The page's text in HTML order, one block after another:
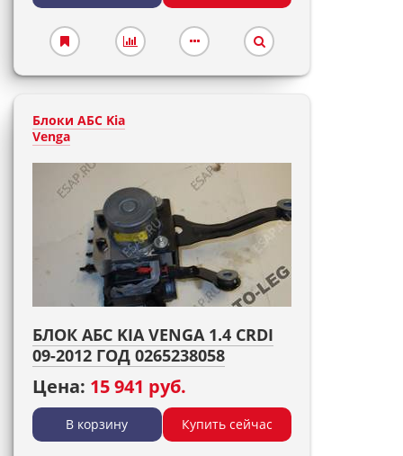
Блоки АБС Kia
Venga
БЛОК АБС KIA VENGA 1.4 CRDI
09-2012 ГОД 0265238058
Цена: 15 941 руб.
В корзину Купить сейчас